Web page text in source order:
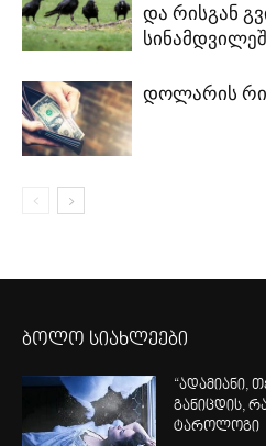
და რისგან
დოლარის
ბოლო სიახლეები
“ადამიანი,
განიცდის,
ტაროლოგი